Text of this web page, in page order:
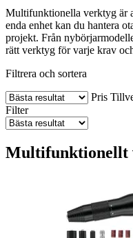
Multifunktionella verktyg är
enda enhet kan du hantera
projekt. Från
rätt verktyg för varje krav
Filtrera och sortera
Pris
Filter
Multifunktionellt